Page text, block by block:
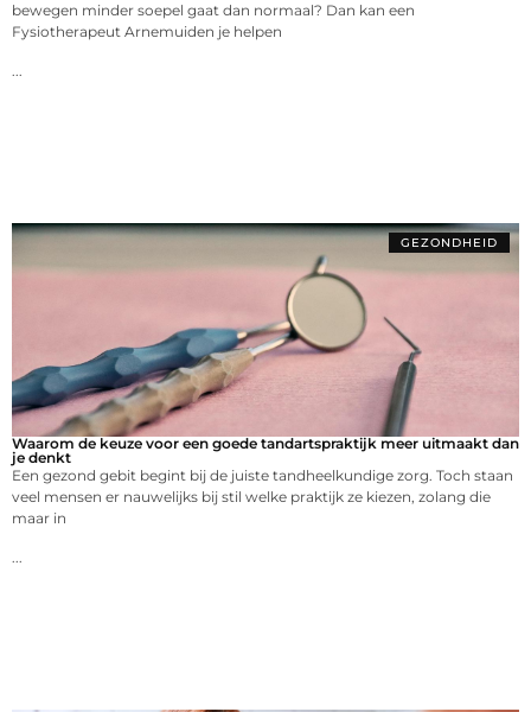
bewegen minder soepel gaat dan normaal? Dan kan een
Fysiotherapeut Arnemuiden je helpen
GEZONDHEID
Waarom de keuze voor een goede tandartspraktijk meer uitmaakt dan
je denkt
Een gezond gebit begint bij de juiste tandheelkundige zorg. Toch staan
veel mensen er nauwelijks bij stil welke praktijk ze kiezen, zolang die
maar in